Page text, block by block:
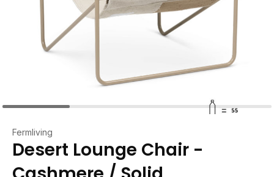
Fermliving
Desert Lounge Chair -